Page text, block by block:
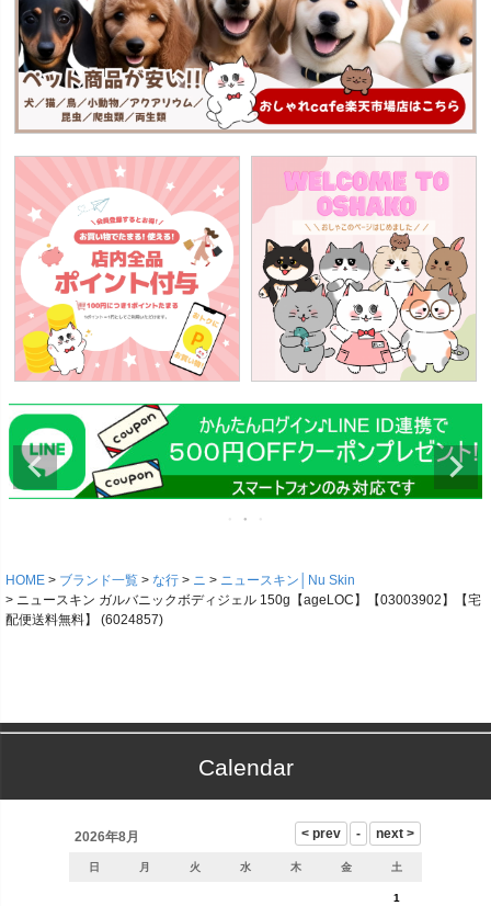
HOME ブランド一覧 な行 ニ
ニュースキン│Nu Skin
ニュースキン ガルバニックボディジェル 150g【ageLOC】【03003902】【宅
配便送料無料】 (6024857)
Calendar
2026年8月
日 月 火 水 木 金 土
1